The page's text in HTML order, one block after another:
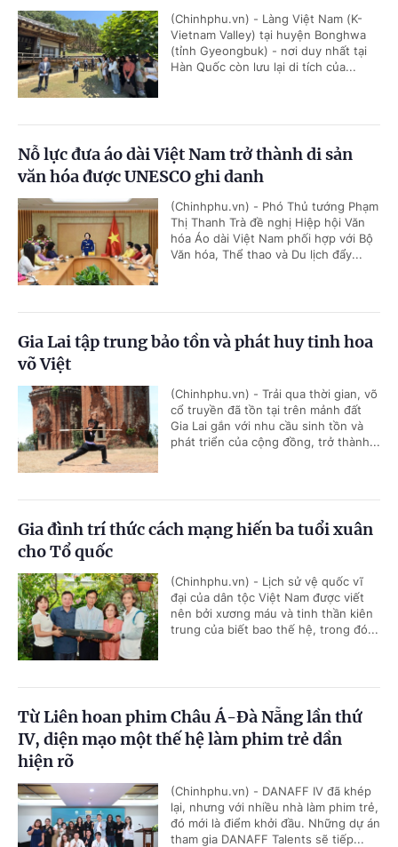
(Chinhphu.vn) - Làng Việt Nam (K-
Vietnam Valley) tại huyện Bonghwa
(tỉnh Gyeongbuk) - nơi duy nhất tại
Hàn Quốc còn lưu lại di tích của...
Nỗ lực đưa áo dài Việt Nam trở thành di sản
văn hóa được UNESCO ghi danh
(Chinhphu.vn) - Phó Thủ tướng Phạm
Thị Thanh Trà đề nghị Hiệp hội Văn
hóa Áo dài Việt Nam phối hợp với Bộ
Văn hóa, Thể thao và Du lịch đẩy...
Gia Lai tập trung bảo tồn và phát huy tinh hoa
võ Việt
(Chinhphu.vn) - Trải qua thời gian, võ
cổ truyền đã tồn tại trên mảnh đất
Gia Lai gắn với nhu cầu sinh tồn và
phát triển của cộng đồng, trở thành...
Gia đình trí thức cách mạng hiến ba tuổi xuân
cho Tổ quốc
(Chinhphu.vn) - Lịch sử vệ quốc vĩ
đại của dân tộc Việt Nam được viết
nên bởi xương máu và tinh thần kiên
trung của biết bao thế hệ, trong đó...
Từ Liên hoan phim Châu Á-Đà Nẵng lần thứ
IV, diện mạo một thế hệ làm phim trẻ dần
hiện rõ
(Chinhphu.vn) - DANAFF IV đã khép
lại, nhưng với nhiều nhà làm phim trẻ,
đó mới là điểm khởi đầu. Những dự án
tham gia DANAFF Talents sẽ tiếp...